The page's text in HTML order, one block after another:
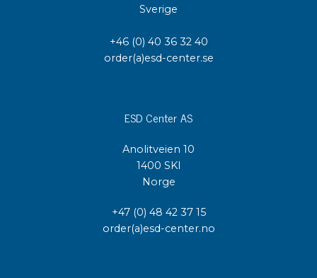
Sverige
+46 (0) 40 36 32 40
order(a)esd-center.se
ESD Center AS
Anolitveien 10
1400 SKI
Norge
+47 (0) 48 42 37 15
order(a)esd-center.no